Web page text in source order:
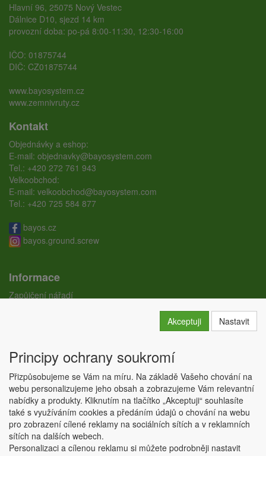
Hlavní 96, 25075 Nový Vestec
Dálnice D10, sjezd 14 km
provozní doba: po-pá 8:00-11:30, 12:30-16:00
IČO: 01875744
DIČ: CZ01875744
www.bayosystem.cz
www.zemnivruty.cz
Kontakt
Objednávky a eshop:
E-mail: objednavky@bayosystem.com
Tel.: +420 272 761 943
Velkoobchod:
E-mail: velkoobchod@bayosystem.com
Tel.: +420 725 584 877
bayos.cz
bayos.ground.screw
Informace
Zapůjčení nářadí
GDPR
Kontakty
Nastavení soukromí
Copyright © ABRA Software a.s. 2026,powered by ABRA E-shop
Akceptuji Nastavit
Principy ochrany soukromí
Přizpůsobujeme se Vám na míru. Na základě Vašeho chování na
webu personalizujeme jeho obsah a zobrazujeme Vám relevantní
nabídky a produkty. Kliknutím na tlačítko „Akceptuji“ souhlasíte
také s využíváním cookies a předáním údajů o chování na webu
pro zobrazení cílené reklamy na sociálních sítích a v reklamních
sítích na dalších webech.
Personalizaci a cílenou reklamu si můžete podrobněji nastavit